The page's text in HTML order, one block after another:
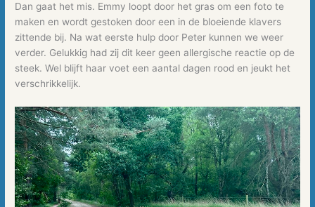
Dan gaat het mis. Emmy loopt door het gras om een foto te
maken en wordt gestoken door een in de bloeiende klavers
zittende bij. Na wat eerste hulp door Peter kunnen we weer
verder. Gelukkig had zij dit keer geen allergische reactie op de
steek. Wel blijft haar voet een aantal dagen rood en jeukt het
verschrikkelijk.